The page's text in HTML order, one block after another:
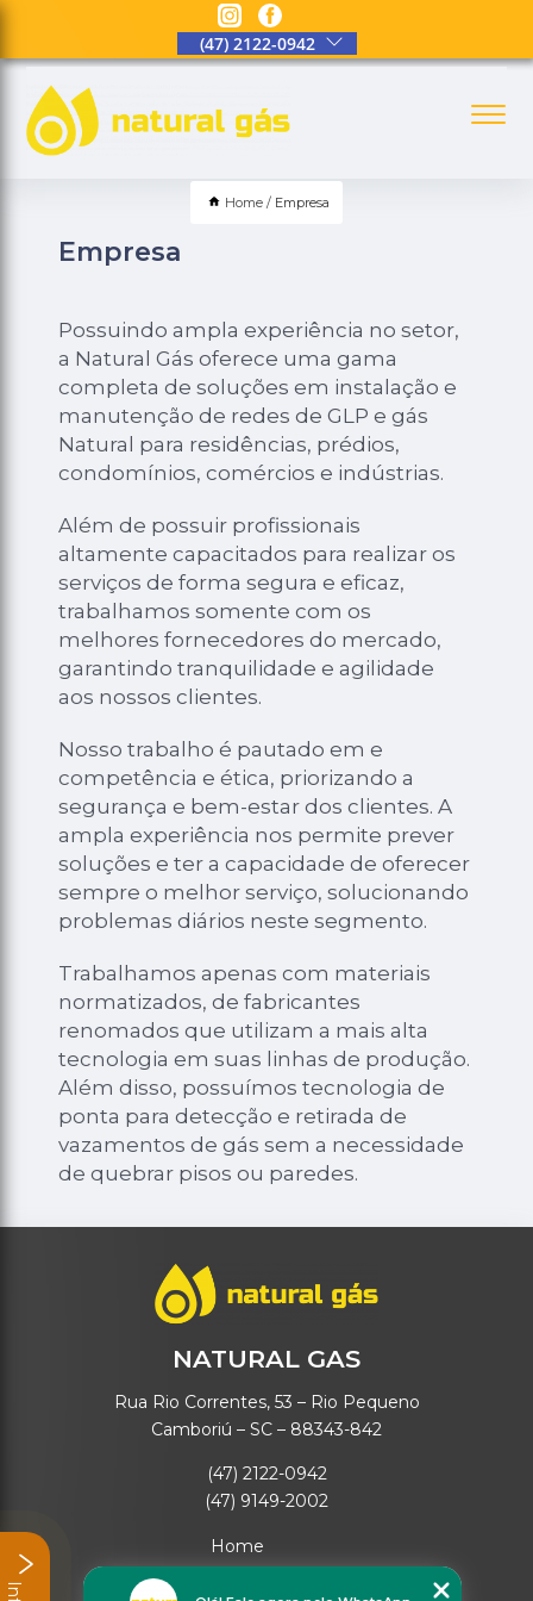
(47) 2122-0942
Home Empresa
Empresa
Possuindo ampla experiência no setor,
a Natural Gás oferece uma gama
completa de soluções em instalação e
manutenção de redes de GLP e gás
Natural para residências, prédios,
condomínios, comércios e indústrias.
Além de possuir profissionais
altamente capacitados para realizar os
serviços de forma segura e eficaz,
trabalhamos somente com os
melhores fornecedores do mercado,
garantindo tranquilidade e agilidade
aos nossos clientes.
Nosso trabalho é pautado em e
competência e ética, priorizando a
segurança e bem-estar dos clientes. A
ampla experiência nos permite prever
soluções e ter a capacidade de oferecer
sempre o melhor serviço, solucionando
problemas diários neste segmento.
Trabalhamos apenas com materiais
normatizados, de fabricantes
renomados que utilizam a mais alta
tecnologia em suas linhas de produção.
Além disso, possuímos tecnologia de
ponta para detecção e retirada de
vazamentos de gás sem a necessidade
de quebrar pisos ou paredes.
NATURAL GAS
Rua Rio Correntes, 53 – Rio Pequeno
Camboriú – SC – 88343-842
(47) 2122-0942
(47) 9149-2002
Home
Empresa